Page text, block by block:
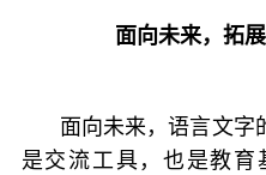
面向未来，拓
面向未来，语言文字
是交流工具，也是教